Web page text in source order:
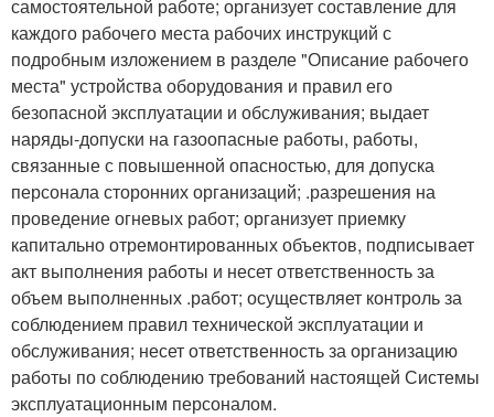
самостоятельной работе; организует составление для
каждого рабочего места рабочих инструкций с
подробным изложением в разделе "Описание рабочего
места" устройства оборудования и правил его
безопасной эксплуатации и обслуживания; выдает
наряды-допуски на газоопасные работы, работы,
связанные с повышенной опасностью, для допуска
персонала сторонних организаций; .разрешения на
проведение огневых работ; организует приемку
капитально отремонтированных объектов, подписывает
акт выполнения работы и несет ответственность за
объем выполненных .работ; осуществляет контроль за
соблюдением правил технической эксплуатации и
обслуживания; несет ответственность за организацию
работы по соблюдению требований настоящей Системы
эксплуатационным персоналом.